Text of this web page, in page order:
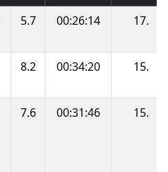
5.7 00:26:14 17.
8.2 00:34:20 15.
7.6 00:31:46 15.